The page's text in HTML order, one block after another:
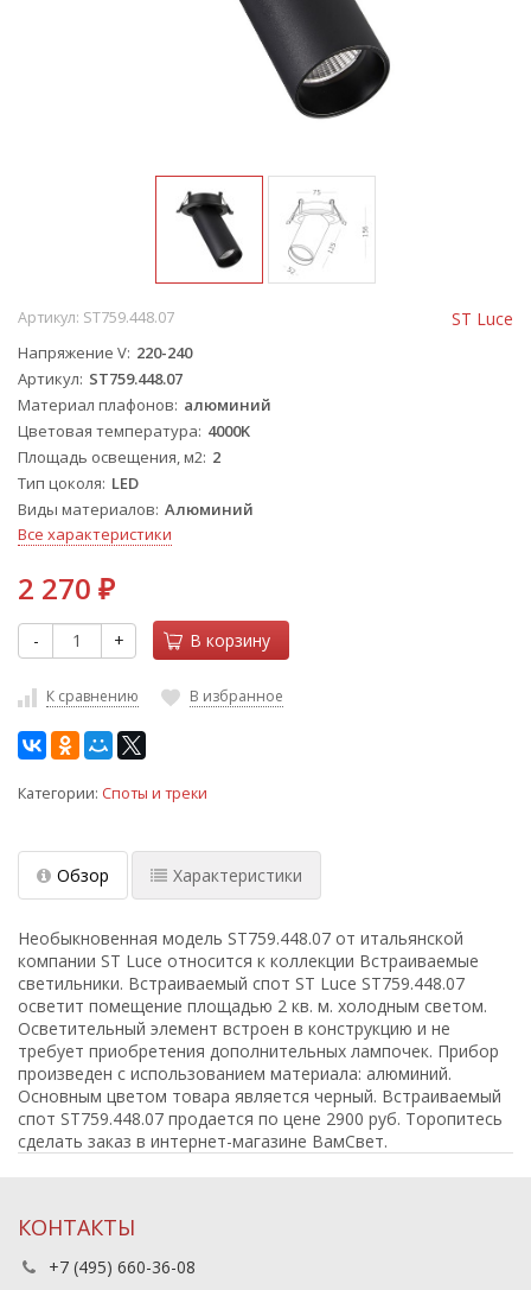
ST Luce
Артикул: ST759.448.07
Напряжение V 220-240
Артикул ST759.448.07
Материал плафонов алюминий
Цветовая температура 4000K
Площадь освещения, м2 2
Тип цоколя LED
Виды материалов Алюминий
Все характеристики
2 270 ₽
- + В корзину
К сравнению В избранное
Категории: Споты и треки
Обзор Характеристики
Необыкновенная модель ST759.448.07 от итальянской
компании ST Luce относится к коллекции Встраиваемые
светильники. Встраиваемый спот ST Luce ST759.448.07
осветит помещение площадью 2 кв. м. холодным светом.
Осветительный элемент встроен в конструкцию и не
требует приобретения дополнительных лампочек. Прибор
произведен с использованием материала: алюминий.
Основным цветом товара является черный. Встраиваемый
спот ST759.448.07 продается по цене 2900 руб. Торопитесь
сделать заказ в интернет-магазине ВамСвет.
КОНТАКТЫ
+7 (495) 660-36-08